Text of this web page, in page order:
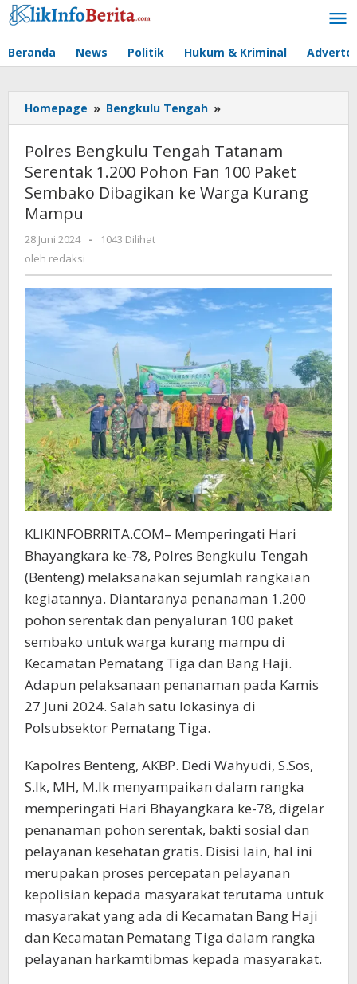
Lewati
ke
Beranda News Politik Hukum & Kriminal
Homepage » Bengkulu Tengah »
Bengkulu
Tatanam
Serentak
1.200
Pohon
Sembako
Dibagikan
ke
Warga
Mampu
Polres Bengkulu Tengah Tatanam
Serentak 1.200 Pohon Fan 100 Paket
Sembako Dibagikan ke Warga Kurang
Mampu
28 Juni 2024
oleh
-
1043 Dilihat
oleh redaksi
KLIKINFOBRRITA.COM– Memperingati Hari
Bhayangkara ke-78, Polres Bengkulu Tengah
(Benteng) melaksanakan sejumlah rangkaian
kegiatannya. Diantaranya penanaman 1.200
pohon serentak dan penyaluran 100 paket
sembako untuk warga kurang mampu di
Kecamatan Pematang Tiga dan Bang Haji.
Adapun pelaksanaan penanaman pada Kamis
27 Juni 2024. Salah satu lokasinya di
Polsubsektor Pematang Tiga.
Kapolres Benteng, AKBP. Dedi Wahyudi, S.Sos,
S.Ik, MH, M.Ik menyampaikan dalam rangka
memperingati Hari Bhayangkara ke-78, digelar
penanaman pohon serentak, bakti sosial dan
pelayanan kesehatan gratis. Disisi lain, hal ini
merupakan proses percepatan pelayanan
kepolisian kepada masyarakat terutama untuk
masyarakat yang ada di Kecamatan Bang Haji
dan Kecamatan Pematang Tiga dalam rangka
pelayanan harkamtibmas kepada masyarakat.